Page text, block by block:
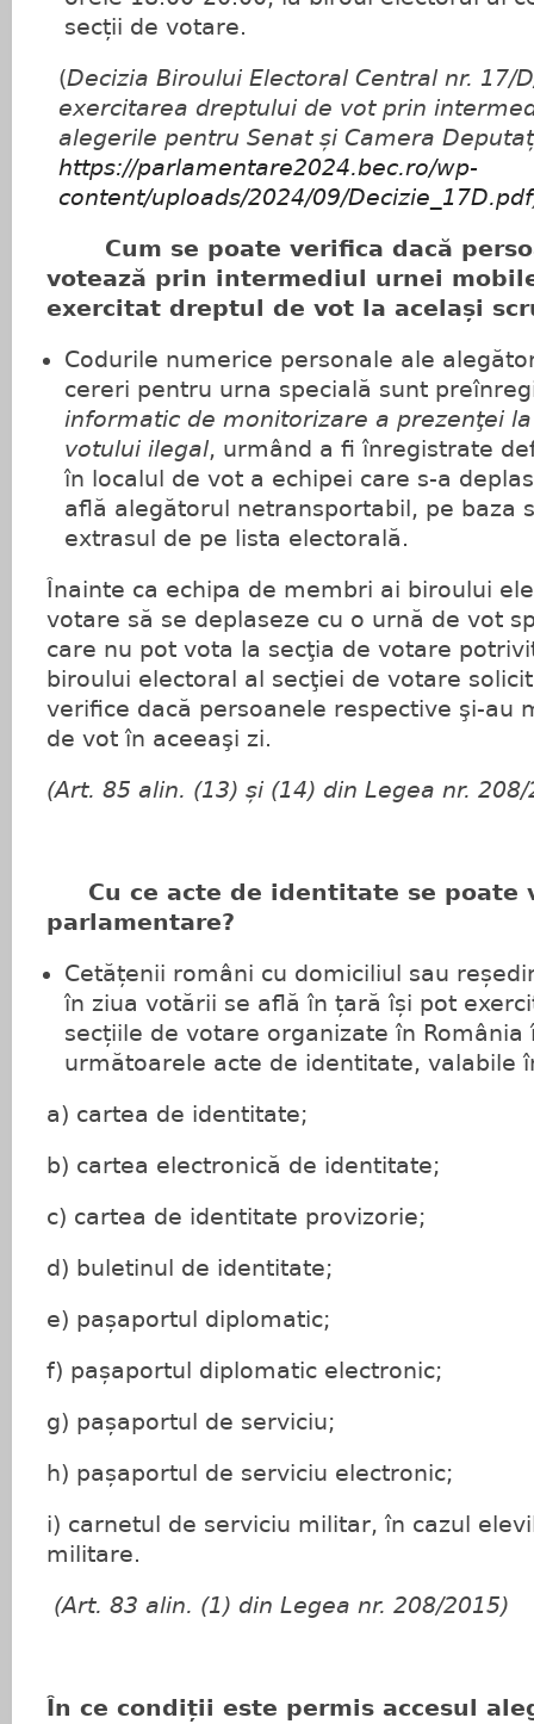
secții de votare.
(Decizia Biroului Electoral Central nr. 17/
exercitarea dreptului de vot prin
alegerile pentru Senat și Camera
https://parlamentare2024.bec.ro/wp-
content/uploads/2024/09/Decizie_17D.pdf
Cum se poate verifica dacă
votează prin intermediul urnei
exercitat dreptul de vot la același
Codurile numerice personale ale
cereri pentru urna specială sunt
informatic de monitorizare a prezenţei
votului ilegal, urmând a fi înregistrate
în localul de vot a echipei care s-a
află alegătorul netransportabil, pe baza
extrasul de pe lista electorală.
Înainte ca echipa de membri ai biroului
votare să se deplaseze cu o urnă de vot
care nu pot vota la secţia de votare
biroului electoral al secţiei de votare
verifice dacă persoanele respective şi-au
de vot în aceeaşi zi.
(Art. 85 alin. (13) și (14) din Legea nr.
Cu ce acte de identitate se poate
parlamentare?
Cetățenii români cu domiciliul sau
în ziua votării se află în țară își pot
secțiile de votare organizate în
următoarele acte de identitate, valabile
a) cartea de identitate;
b) cartea electronică de identitate;
c) cartea de identitate provizorie;
d) buletinul de identitate;
e) pașaportul diplomatic;
f) pașaportul diplomatic electronic;
g) pașaportul de serviciu;
h) pașaportul de serviciu electronic;
i) carnetul de serviciu militar, în cazul
militare.
(Art. 83 alin. (1) din Legea nr. 208/2015)
În ce condiții este permis accesul